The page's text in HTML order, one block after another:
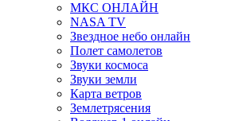
МКС ОНЛАЙН
NASA TV
Звездное небо онлайн
Полет самолетов
Звуки космоса
Звуки земли
Карта ветров
Землетрясения